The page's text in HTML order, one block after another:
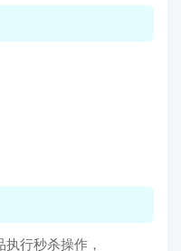
行秒杀操作，